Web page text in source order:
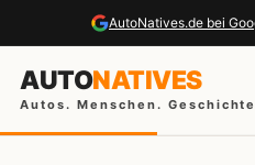
AutoNatives.de bei
AUTONATIVES
Autos. Menschen.